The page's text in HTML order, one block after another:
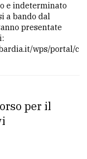
e indeterminato
a bando dal
presentate
wps/portal/c
per il